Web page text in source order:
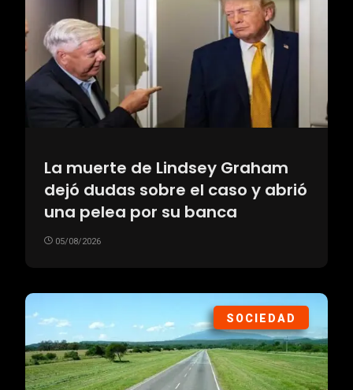
La muerte de Lindsey Graham
dejó dudas sobre el caso y abrió
una pelea por su banca
05/08/2026
SOCIEDAD